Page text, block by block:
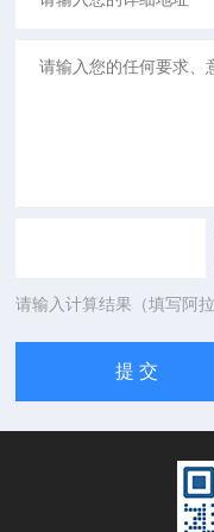
请输入计算结果（填写阿